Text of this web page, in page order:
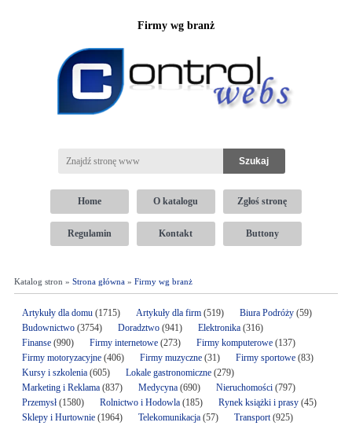
Firmy wg branż
Home O katalogu Zgłoś stronę
Regulamin Kontakt Buttony
Katalog stron » Strona główna» Firmy wg branż
Artykuły dla domu(1715) Artykuły dla firm(519) Biura Podróży(59)
Budownictwo(3754) Doradztwo(941) Elektronika (316)
Finanse(990) Firmy internetowe (273) Firmy komputerowe(137)
Firmy motoryzacyjne(406) Firmy muzyczne(31) Firmy sportowe(83)
Kursy i szkolenia(605) Lokale gastronomiczne(279)
Marketing i Reklama(837) Medycyna(690) Nieruchomości(797)
Przemysł(1580) Rolnictwo i Hodowla(185) Rynek książki i prasy(45)
Sklepy i Hurtownie(1964) Telekomunikacja(57) Transport(925)